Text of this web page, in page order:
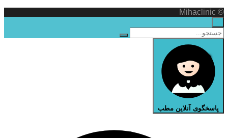
© Mihaclinic
پاسخگوی آنلاین مطب